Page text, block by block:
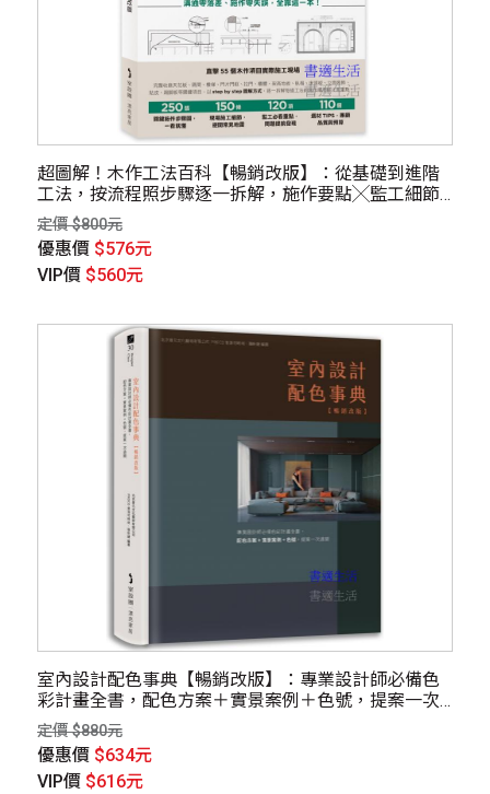
超圖解！木作工法百科【暢銷改版】：從基礎到進階
工法，按流程照步驟逐一拆解，施作要點╳監工細節
╳設計一次到位
定價 $800元
優惠價 $576元
VIP價 $560元
室內設計配色事典【暢銷改版】：專業設計師必備色
彩計畫全書，配色方案＋實景案例＋色號，提案一次
過關
定價 $880元
優惠價 $634元
VIP價 $616元